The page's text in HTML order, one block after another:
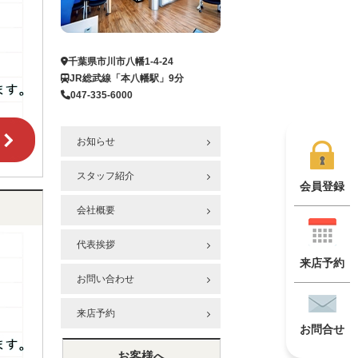
千葉県市川市八幡1-4-24
JR総武線「本八幡駅」9分
047-335-6000
お知らせ
スタッフ紹介
会社概要
代表挨拶
お問い合わせ
来店予約
会員登録
来店予約
お問合せ